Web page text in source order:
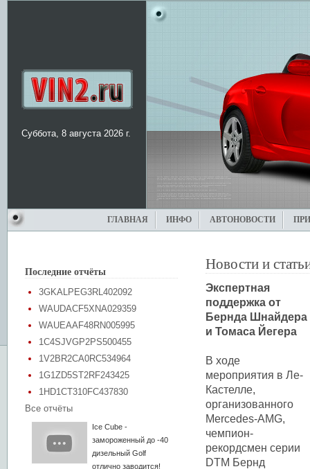
Суббота, 8 августа 2026 г.
ГЛАВНАЯ ИНФО АВТОНОВОСТИ
Последние отчёты
3GKALPEG3RL402092
WAUDACF5XNA029359
WAUEAAF48RN005995
1C4SJVGP2PS500455
1V2BR2CA0RC534964
1G1ZD5ST2RF243425
1HD1CT310FC437830
Все отчёты
Ice Cube -
замороженный до -40
дизельный Golf
отлично заводится!
Новости и
Экспертная
поддержка от
Бернда Шнайдера
и Томаса Йегера
В ходе
мероприятия в Ле-
Кастелле,
организованного
Mercedes-AMG,
чемпион-
рекордсмен серии
DTM Бернд